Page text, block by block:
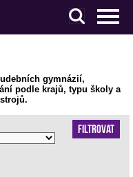
gymnázií,
podle krajů, typu školy a
Filtrovat